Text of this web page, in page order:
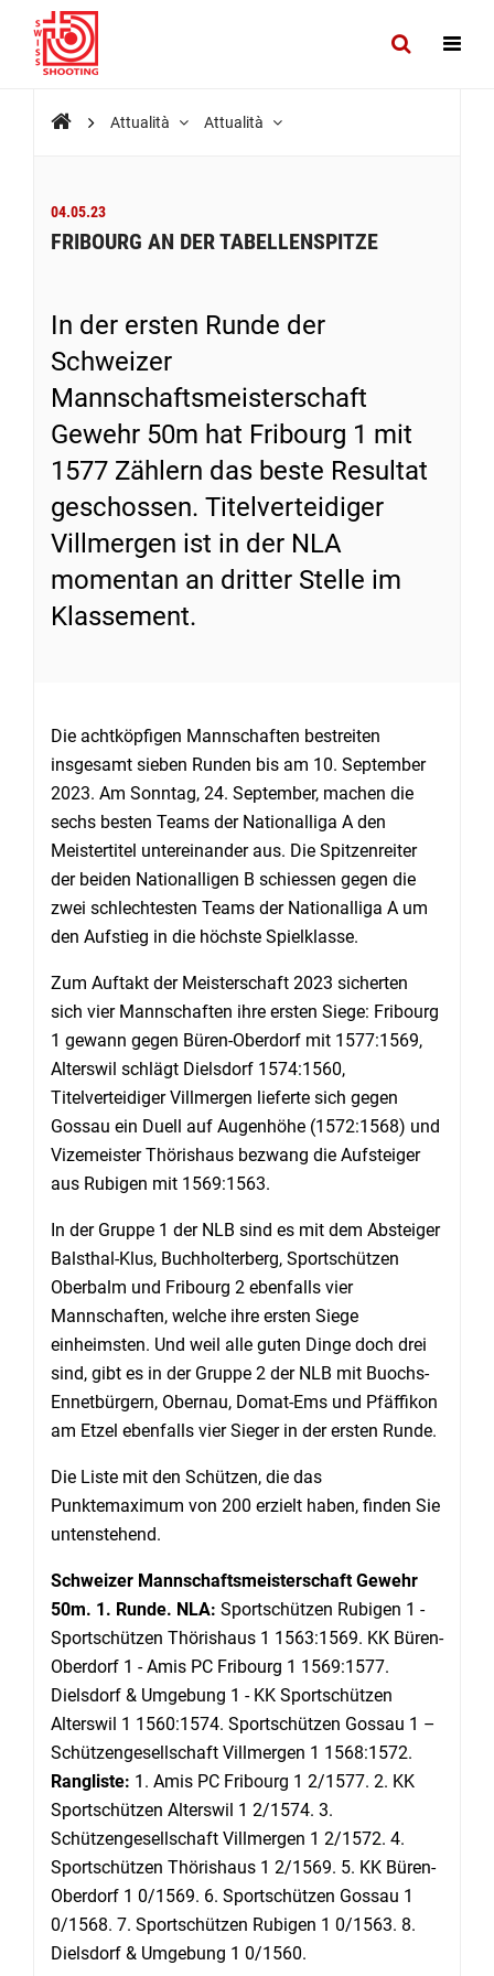
Attualità Attualità
04.05.23
FRIBOURG AN DER TABELLENSPITZE
In der ersten Runde der
Schweizer
Mannschaftsmeisterschaft
Gewehr 50m hat Fribourg 1 mit
1577 Zählern das beste Resultat
geschossen. Titelverteidiger
Villmergen ist in der NLA
momentan an dritter Stelle im
Klassement.
Die achtköpfigen Mannschaften bestreiten
insgesamt sieben Runden bis am 10. September
2023. Am Sonntag, 24. September, machen die
sechs besten Teams der Nationalliga A den
Meistertitel untereinander aus. Die Spitzenreiter
der beiden Nationalligen B schiessen gegen die
zwei schlechtesten Teams der Nationalliga A um
den Aufstieg in die höchste Spielklasse.
Zum Auftakt der Meisterschaft 2023 sicherten
sich vier Mannschaften ihre ersten Siege: Fribourg
1 gewann gegen Büren-Oberdorf mit 1577:1569,
Alterswil schlägt Dielsdorf 1574:1560,
Titelverteidiger Villmergen lieferte sich gegen
Gossau ein Duell auf Augenhöhe (1572:1568) und
Vizemeister Thörishaus bezwang die Aufsteiger
aus Rubigen mit 1569:1563.
In der Gruppe 1 der NLB sind es mit dem Absteiger
Balsthal-Klus, Buchholterberg, Sportschützen
Oberbalm und Fribourg 2 ebenfalls vier
Mannschaften, welche ihre ersten Siege
einheimsten. Und weil alle guten Dinge doch drei
sind, gibt es in der Gruppe 2 der NLB mit Buochs-
Ennetbürgern, Obernau, Domat-Ems und Pfäffikon
am Etzel ebenfalls vier Sieger in der ersten Runde.
Die Liste mit den Schützen, die das
Punktemaximum von 200 erzielt haben, finden Sie
untenstehend.
Schweizer Mannschaftsmeisterschaft Gewehr
50m. 1. Runde. NLA: Sportschützen Rubigen 1 -
Sportschützen Thörishaus 1 1563:1569. KK Büren-
Oberdorf 1 - Amis PC Fribourg 1 1569:1577.
Dielsdorf & Umgebung 1 - KK Sportschützen
Alterswil 1 1560:1574. Sportschützen Gossau 1 –
Schützengesellschaft Villmergen 1 1568:1572.
Rangliste: 1. Amis PC Fribourg 1 2/1577. 2. KK
Sportschützen Alterswil 1 2/1574. 3.
Schützengesellschaft Villmergen 1 2/1572. 4.
Sportschützen Thörishaus 1 2/1569. 5. KK Büren-
Oberdorf 1 0/1569. 6. Sportschützen Gossau 1
0/1568. 7. Sportschützen Rubigen 1 0/1563. 8.
Dielsdorf & Umgebung 1 0/1560.